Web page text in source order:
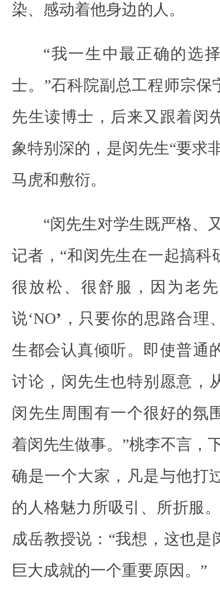
染、感动着他身边的人。
“我一生中最正确的选
士。”石科院副总工程师宗保
先生读博士，后来又跟着闵
象特别深的，是闵先生“要求
马虎和敷衍。
“闵先生对学生既严格、
记者，“和闵先生在一起搞科
很放松、很舒服，因为老
说‘NO’ ，只要你的思路合理
生都会认真倾听。即使普通
讨论，闵先生也特别愿意，
闵先生周围有一个很好的氛
着闵先生做事。”桃李不言，
确是一个大家，凡是与他打
的人格魅力所吸引、所折服
成岳教授说：“我想，这也是
巨大成就的一个重要原因。”